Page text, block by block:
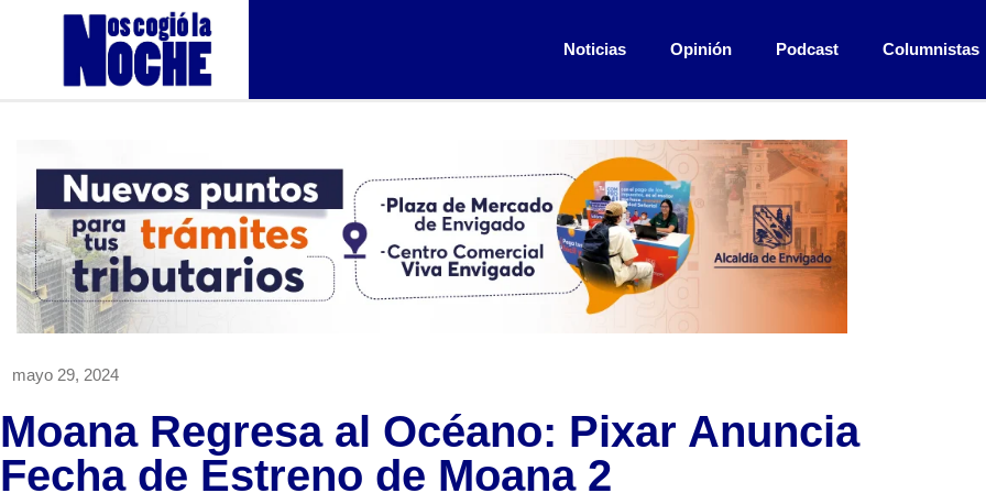
Noticias Opinión Podcast Columnistas
mayo 29, 2024
Moana Regresa al Océano: Pixar Anuncia
Fecha de Estreno de Moana 2